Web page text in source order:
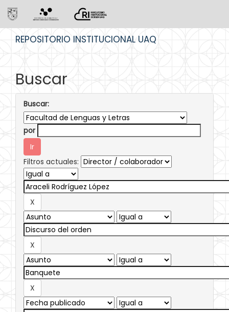
REPOSITORIO INSTITUCIONAL UAQ
Buscar
Buscar:
por
Filtros actuales: